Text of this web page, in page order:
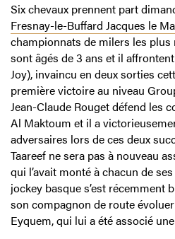
Six chevaux prennent part
Fresnay-le-Buffard Jacques le
championnats de milers les plus
sont âgés de 3 ans et il
Joy), invaincu en deux sorties
première victoire au niveau
Jean-Claude Rouget défend les
Al Maktoum et il a
adversaires lors de ces deux
Taareef ne sera pas à nouveau
qui l’avait monté à chacun de
jockey basque s’est récemment
son compagnon de route
Eyquem, qui lui a été associé